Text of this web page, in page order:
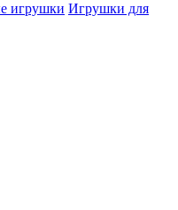
игрушки Игрушки для